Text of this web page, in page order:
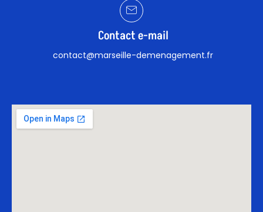
Contact e-mail
contact@marseille-demenagement.fr